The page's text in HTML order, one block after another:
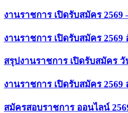
งานราชการ เปิดรับสมัคร
งานราชการ เปิดรับสมัคร 2569
สรุปงานราชการ เปิดรับสมัคร
งานราชการ เปิดรับสมัคร
สมัครสอบราชการ ออนไลน์